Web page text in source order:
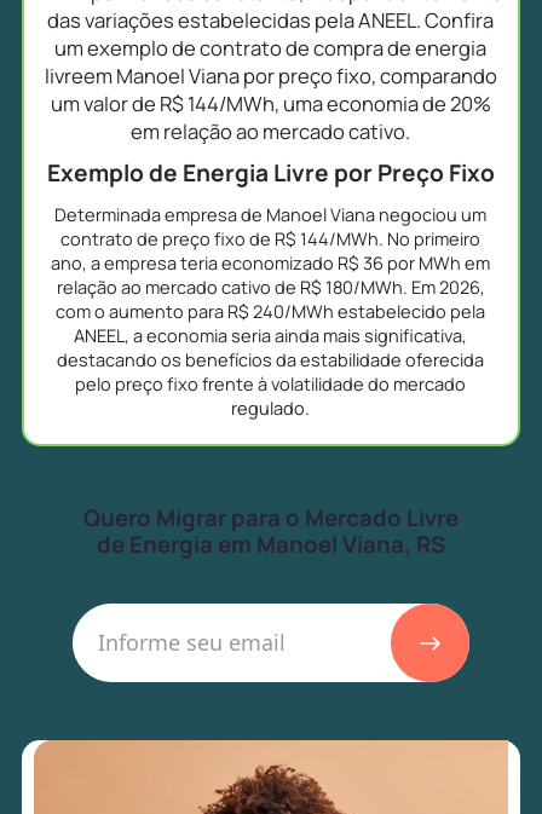
das variações estabelecidas pela ANEEL. Confira
um exemplo de contrato de compra de energia
livreem Manoel Viana por preço fixo, comparando
um valor de R$ 144/MWh, uma economia de 20%
em relação ao mercado cativo.
Exemplo de Energia Livre por Preço Fixo
Determinada empresa de Manoel Viana negociou um
contrato de preço fixo de R$ 144/MWh. No primeiro
ano, a empresa teria economizado R$ 36 por MWh em
relação ao mercado cativo de R$ 180/MWh. Em 2026,
com o aumento para R$ 240/MWh estabelecido pela
ANEEL, a economia seria ainda mais significativa,
destacando os benefícios da estabilidade oferecida
pelo preço fixo frente à volatilidade do mercado
regulado.
Quero Migrar para o Mercado Livre
de Energia em Manoel Viana, RS